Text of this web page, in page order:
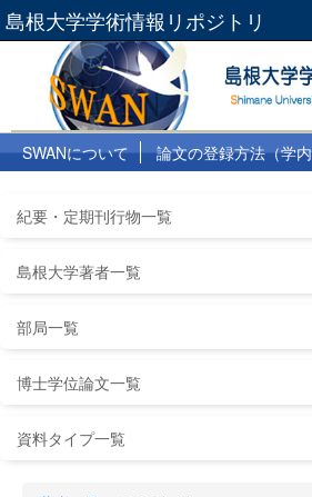
島根大学学術情報リポジトリ
SWANについて 論文の登録方法（学
紀要・定期刊行物一覧
島根大学著者一覧
部局一覧
博士学位論文一覧
資料タイプ一覧